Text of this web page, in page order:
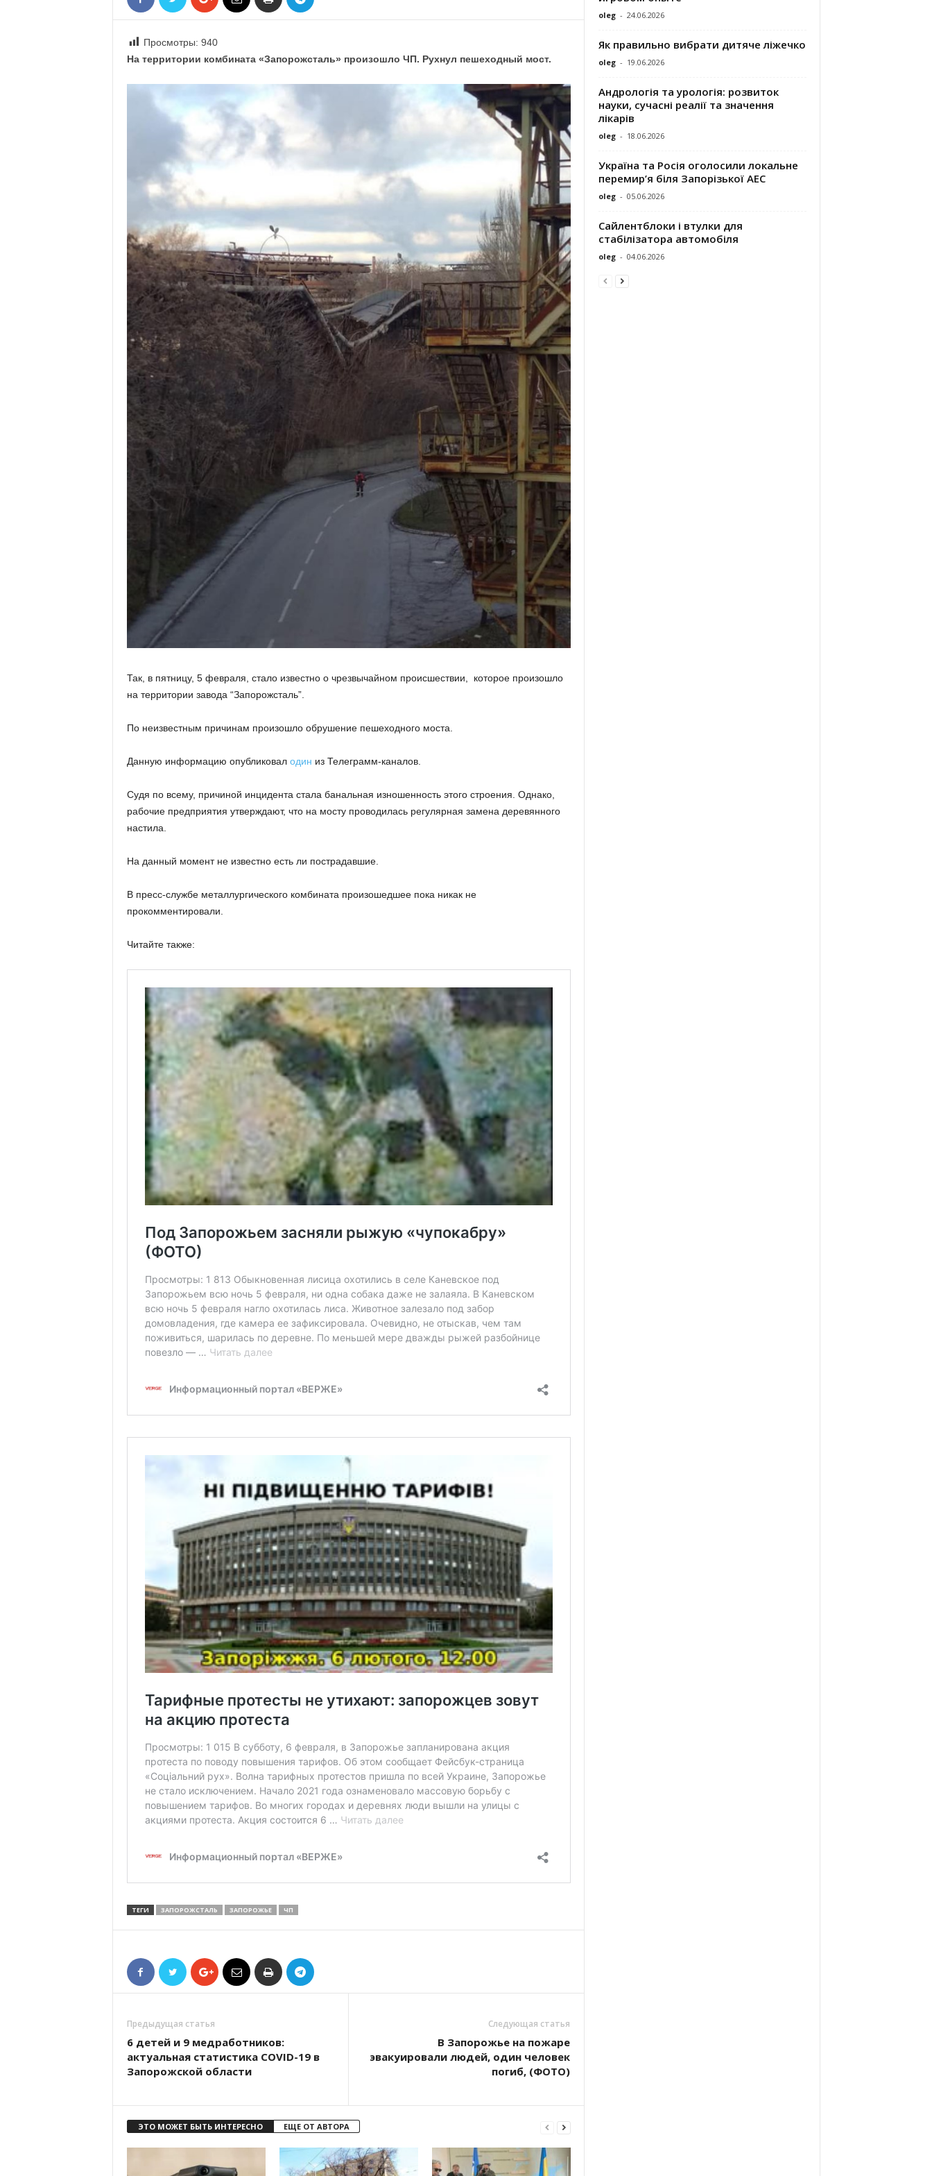
Просмотры: 940
На территории комбината «Запорожсталь» произошло ЧП. Рухнул пешеходный мост.
Так, в пятницу, 5 февраля, стало известно о чрезвычайном происшествии, которое произошло
на территории завода “Запорожсталь”.
По неизвестным причинам произошло обрушение пешеходного моста.
Данную информацию опубликовал один из Телеграмм-каналов.
Судя по всему, причиной инцидента стала банальная изношенность этого строения. Однако,
рабочие предприятия утверждают, что на мосту проводилась регулярная замена деревянного
настила.
На данный момент не известно есть ли пострадавшие.
В пресс-службе металлургического комбината произошедшее пока никак не
прокомментировали.
Читайте также:
ТЕГИ ЗАПОРОЖСТАЛЬ ЗАПОРОЖЬЕ ЧП
Предыдущая статья
6 детей и 9 медработников:
актуальная статистика COVID-19 в
Запорожской области
Следующая статья
В Запорожье на пожаре
эвакуировали людей, один человек
погиб, (ФОТО)
ЭТО МОЖЕТ БЫТЬ ИНТЕРЕСНО ЕЩЕ ОТ АВТОРА
oleg - 24.06.2026
Як правильно вибрати дитяче ліжечко
oleg - 19.06.2026
Андрологія та урологія: розвиток
науки, сучасні реалії та значення
лікарів
oleg - 18.06.2026
Україна та Росія оголосили локальне
перемир’я біля Запорізької АЕС
oleg - 05.06.2026
Сайлентблоки і втулки для
стабілізатора автомобіля
oleg - 04.06.2026